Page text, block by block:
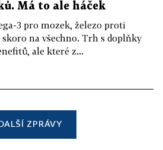
Má to ale háček
3 pro mozek, železo proti
na všechno. Trh s doplňky
ale které z...
ZPRÁVY